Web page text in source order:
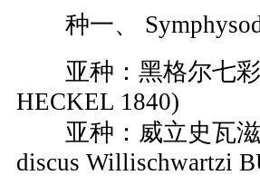
种一、
亚种：黑格尔七彩
HECKEL 1840)
亚种：威立史瓦滋
discus Willischwartzi